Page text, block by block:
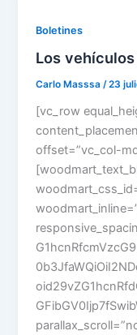
Boletines
Los
Carlo Masssa/23
[vc_row
offset=”vc_col-